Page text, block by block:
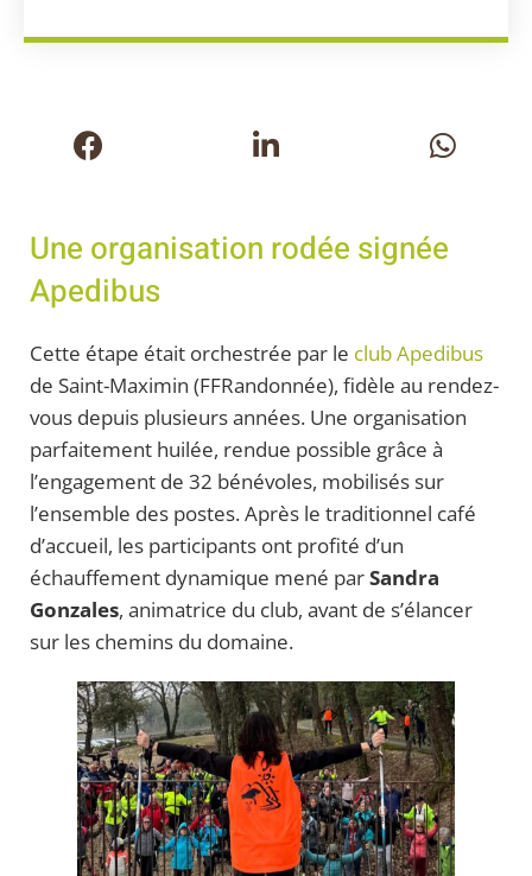
Une organisation rodée signée
Apedibus
Cette étape était orchestrée par le club Apedibus
de Saint-Maximin (FFRandonnée), fidèle au rendez-
vous depuis plusieurs années. Une organisation
parfaitement huilée, rendue possible grâce à
l’engagement de 32 bénévoles, mobilisés sur
l’ensemble des postes. Après le traditionnel café
d’accueil, les participants ont profité d’un
échauffement dynamique mené parSandra
Gonzales, animatrice du club, avant de s’élancer
sur les chemins du domaine.